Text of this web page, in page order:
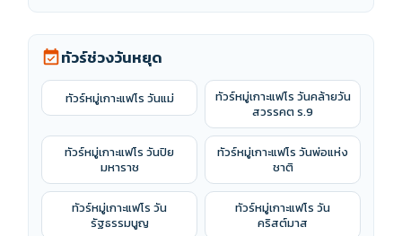
event_availableทัวร์ช่วงวันหยุด
ทัวร์หมู่เกาะแฟโร วันแม่
ทัวร์หมู่เกาะแฟโร วันคล้ายวัน
สวรรคต ร.9
ทัวร์หมู่เกาะแฟโร วันปิย
มหาราช
ทัวร์หมู่เกาะแฟโร วันพ่อแห่ง
ชาติ
ทัวร์หมู่เกาะแฟโร วัน
รัฐธรรมนูญ
ทัวร์หมู่เกาะแฟโร วัน
คริสต์มาส